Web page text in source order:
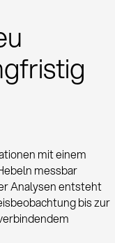
mit einem
messbar
Analysen entsteht
bis zur